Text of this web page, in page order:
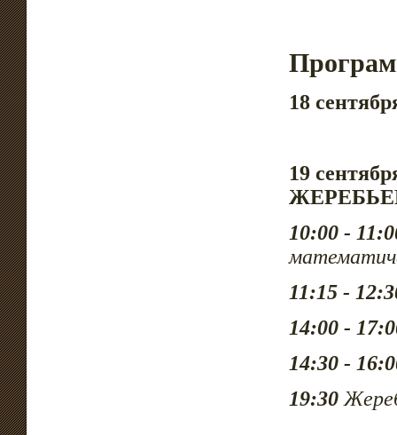
18
19
10:00 -
11:15 -
14:00 -
14:30 -
19:30